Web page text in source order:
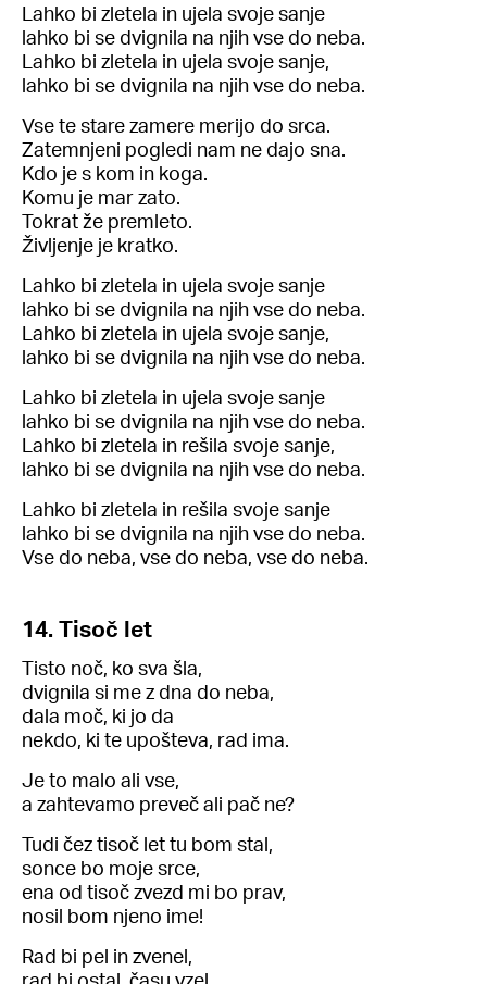
Lahko bi zletela in ujela svoje sanje
lahko bi se dvignila na njih vse do neba.
Lahko bi zletela in ujela svoje sanje,
lahko bi se dvignila na njih vse do neba.
Vse te stare zamere merijo do srca.
Zatemnjeni pogledi nam ne dajo sna.
Kdo je s kom in koga.
Komu je mar zato.
Tokrat že premleto.
Življenje je kratko.
Lahko bi zletela in ujela svoje sanje
lahko bi se dvignila na njih vse do neba.
Lahko bi zletela in ujela svoje sanje,
lahko bi se dvignila na njih vse do neba.
Lahko bi zletela in ujela svoje sanje
lahko bi se dvignila na njih vse do neba.
Lahko bi zletela in rešila svoje sanje,
lahko bi se dvignila na njih vse do neba.
Lahko bi zletela in rešila svoje sanje
lahko bi se dvignila na njih vse do neba.
Vse do neba, vse do neba, vse do neba.
14. Tisoč let
Tisto noč, ko sva šla,
dvignila si me z dna do neba,
dala moč, ki jo da
nekdo, ki te upošteva, rad ima.
Je to malo ali vse,
a zahtevamo preveč ali pač ne?
Tudi čez tisoč let tu bom stal,
sonce bo moje srce,
ena od tisoč zvezd mi bo prav,
nosil bom njeno ime!
Rad bi pel in zvenel,